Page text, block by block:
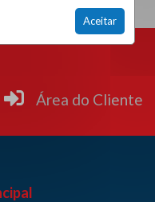
Aceitar
Área do Cliente